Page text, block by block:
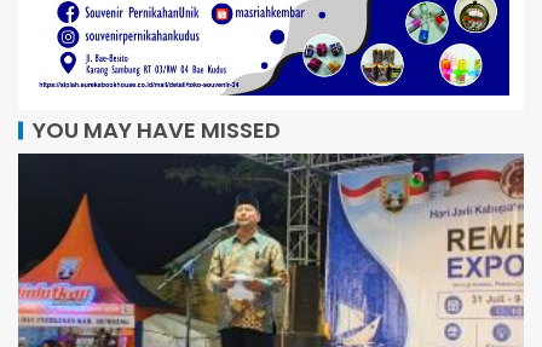
YOU MAY HAVE MISSED